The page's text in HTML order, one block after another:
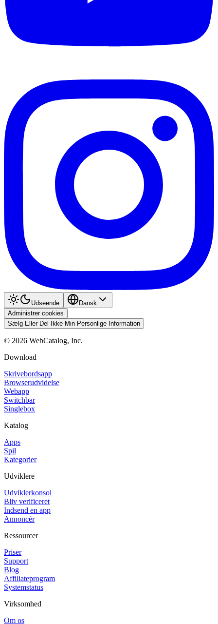
Udseende
Dansk
Administrer cookies
Sælg Eller Del Ikke Min Personlige Information
© 2026 WebCatalog, Inc.
Download
Skrivebordsapp
Browserudvidelse
Webapp
Switchbar
Singlebox
Katalog
Apps
Spil
Kategorier
Udviklere
Udviklerkonsol
Bliv verificeret
Indsend en app
Annoncér
Ressourcer
Priser
Support
Blog
Affiliateprogram
Systemstatus
Virksomhed
Om os